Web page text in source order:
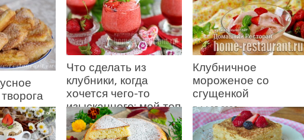
Что сделать из
клубники, когда
хочется чего-то
изысканного: мой топ
клубничных
десертов
Клубничное
мороженое со
сгущенкой
14.05.2026